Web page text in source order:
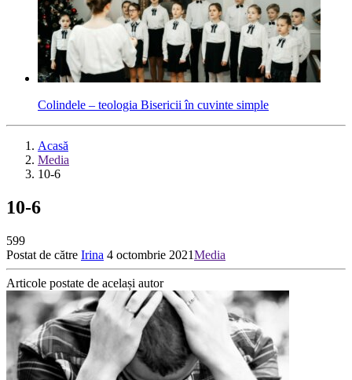
Colindele – teologia Bisericii în cuvinte simple
Acasă
Media
10-6
10-6
599
Postat de către Irina 4 octombrie 2021Media
Articole postate de același autor